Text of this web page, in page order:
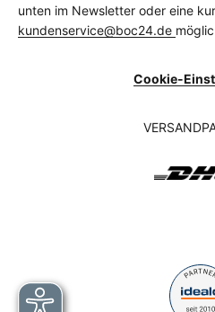
unten im Newsletter oder eine
kundenservice@boc24.de
Cookie-